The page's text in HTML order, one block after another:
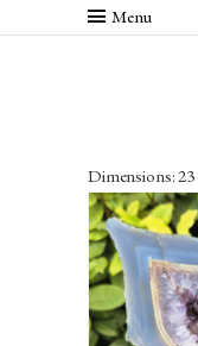
Menu
Dimensions: